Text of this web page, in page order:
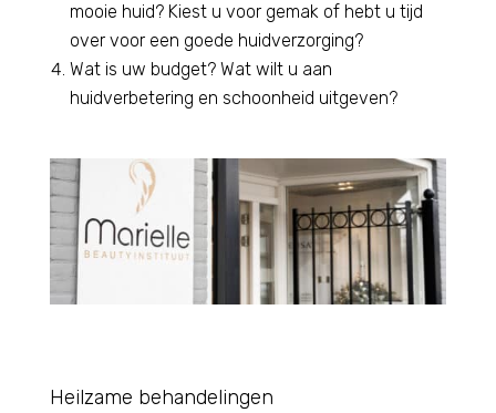
mooie huid? Kiest u voor gemak of hebt u tijd
over voor een goede huidverzorging?
Wat is uw budget? Wat wilt u aan
huidverbetering en schoonheid uitgeven?
Heilzame behandelingen